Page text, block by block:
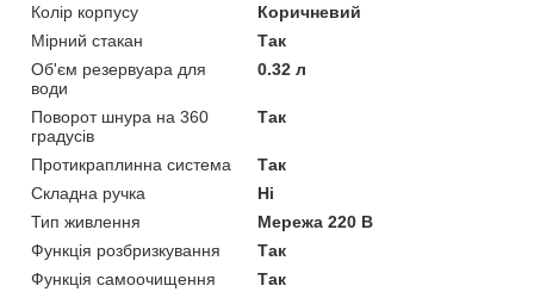
Колір корпусу
Коричневий
Мірний стакан
Так
Об'єм резервуара для
води
0.32 л
Поворот шнура на 360
градусів
Так
Протикраплинна система
Так
Складна ручка
Ні
Тип живлення
Мережа 220 В
Функція розбризкування
Так
Функція самоочищення
Так